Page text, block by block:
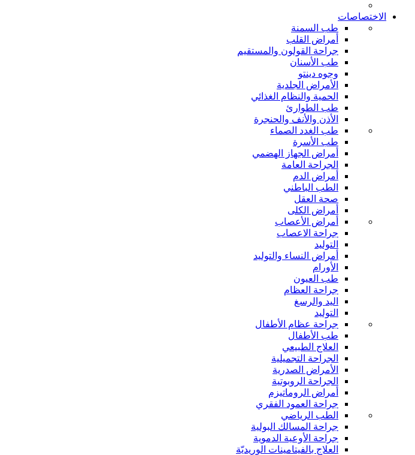
الاختصاصات
طب السمنة
أمراض القلب
جراحة القولون والمستقيم
طب الأسنان
وجوه دينتو
الأمراض الجلدية
الحمية والنظام الغذائي
طب الطوارئ
الأذن والأنف والحنجرة
طب الغدد الصماء
طب الأسرة
أمراض الجهاز الهضمي
الجراحة العامة
أمراض الدم
الطب الباطني
صحة العقل
أمراض الكلى
أمراض الأعصاب
جراحة الاعصاب
التوليد
أمراض النساء والتوليد
الأورام
طب العيون
جراحة العظام
اليد والرسغ
التوليد
جراحة عظام الأطفال
طب الأطفال
العلاج الطبيعي
الجراحة التجميلية
الأمراض الصدرية
الجراحة الروبوتية
أمراض الروماتيزم
جراحة العمود الفقري
الطب الرياضي
جراحة المسالك البولية
جراحة الأوعية الدموية
العلاج بالفيتامينات الوريديّة